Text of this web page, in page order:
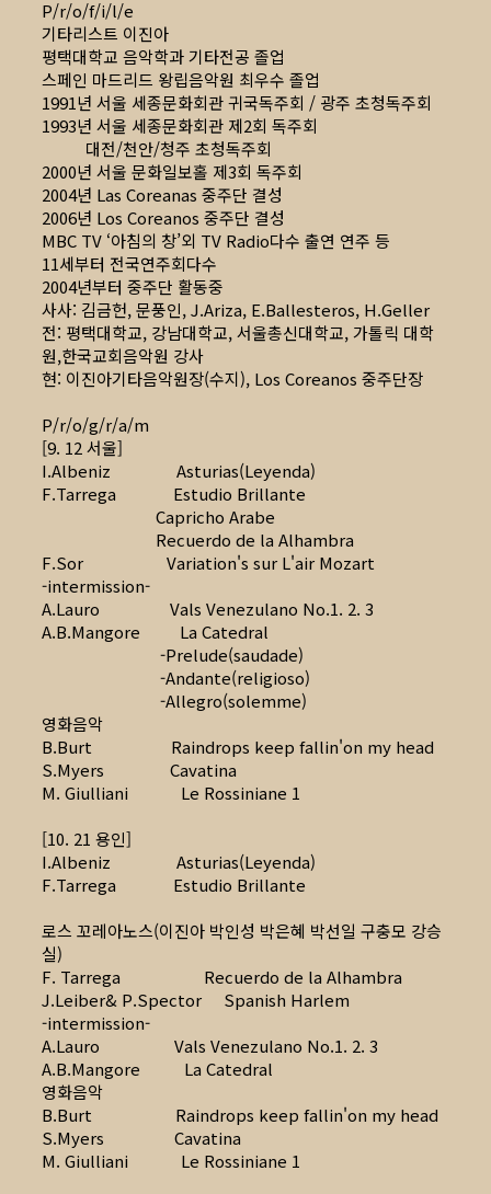
P/r/o/f/i/l/e
기타리스트 이진아
평택대학교 음악학과 기타전공 졸업
스페인 마드리드 왕립음악원 최우수 졸업
1991년 서울 세종문화회관 귀국독주회 / 광주 초청독주회
1993년 서울 세종문화회관 제2회 독주회
대전/천안/청주 초청독주회
2000년 서울 문화일보홀 제3회 독주회
2004년 Las Coreanas 중주단 결성
2006년 Los Coreanos 중주단 결성
MBC TV ‘아침의 창’외 TV Radio다수 출연 연주 등
11세부터 전국연주회다수
2004년부터 중주단 활동중
사사: 김금헌, 문풍인, J.Ariza, E.Ballesteros, H.Geller
전: 평택대학교, 강남대학교, 서울총신대학교, 가톨릭 대학
원,한국교회음악원 강사
현: 이진아기타음악원장(수지), Los Coreanos 중주단장
P/r/o/g/r/a/m
[9. 12 서울]
I.Albeniz Asturias(Leyenda)
F.Tarrega Estudio Brillante
Capricho Arabe
Recuerdo de la Alhambra
F.Sor Variation's sur L'air Mozart
-intermission-
A.Lauro Vals Venezulano No.1. 2. 3
A.B.Mangore La Catedral
-Prelude(saudade)
-Andante(religioso)
-Allegro(solemme)
영화음악
B.Burt Raindrops keep fallin'on my head
S.Myers Cavatina
M. Giulliani Le Rossiniane 1
[10. 21 용인]
I.Albeniz Asturias(Leyenda)
F.Tarrega Estudio Brillante
로스 꼬레아노스(이진아 박인성 박은혜 박선일 구충모 강승
실)
F. Tarrega Recuerdo de la Alhambra
J.Leiber& P.Spector Spanish Harlem
-intermission-
A.Lauro Vals Venezulano No.1. 2. 3
A.B.Mangore La Catedral
영화음악
B.Burt Raindrops keep fallin'on my head
S.Myers Cavatina
M. Giulliani Le Rossiniane 1